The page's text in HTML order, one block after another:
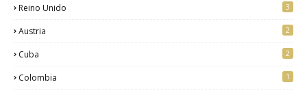
Reino Unido 3
Austria 2
Cuba 2
Colombia 1